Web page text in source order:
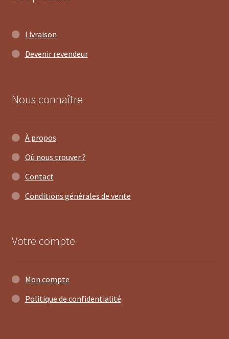
Livraison
Devenir revendeur
Nous connaître
À propos
Où nous trouver ?
Contact
Conditions générales de vente
Votre compte
Mon compte
Politique de confidentialité